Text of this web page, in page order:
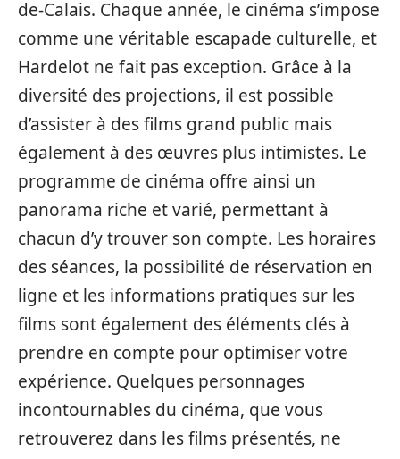
de-Calais. Chaque année, le cinéma s’impose
comme une véritable escapade culturelle, et
Hardelot ne fait pas exception. Grâce à la
diversité des projections, il est possible
d’assister à des films grand public mais
également à des œuvres plus intimistes. Le
programme de cinéma offre ainsi un
panorama riche et varié, permettant à
chacun d’y trouver son compte. Les horaires
des séances, la possibilité de réservation en
ligne et les informations pratiques sur les
films sont également des éléments clés à
prendre en compte pour optimiser votre
expérience. Quelques personnages
incontournables du cinéma, que vous
retrouverez dans les films présentés, ne